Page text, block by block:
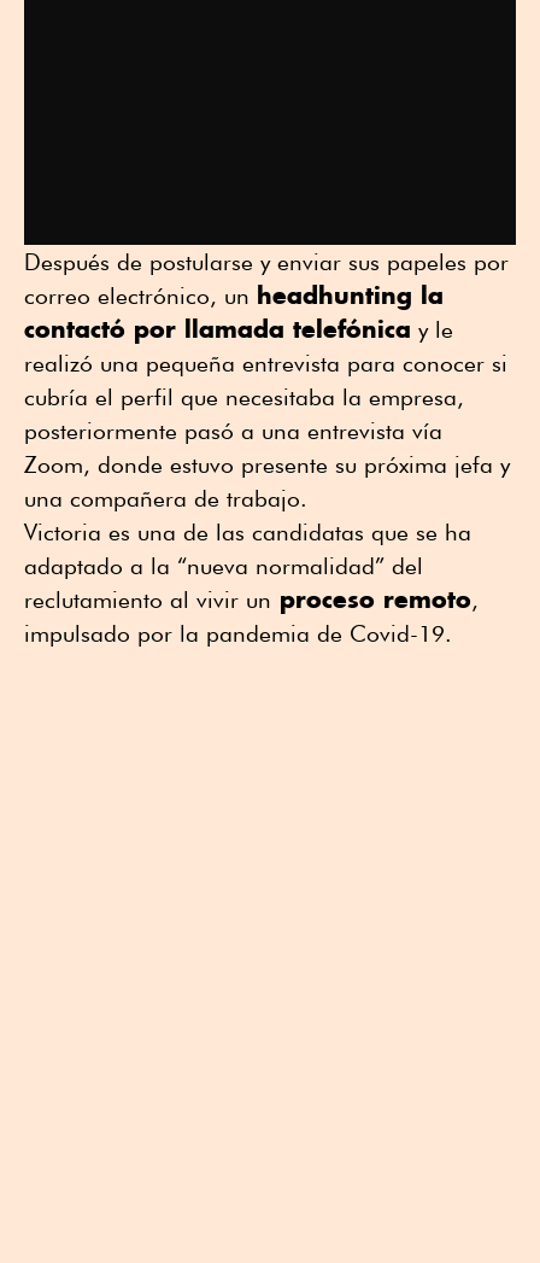
Después de postularse y enviar sus papeles por
correo electrónico, un headhunting la
contactó por llamada telefónica y le
realizó una pequeña entrevista para conocer si
cubría el perfil que necesitaba la empresa,
posteriormente pasó a una entrevista vía
Zoom, donde estuvo presente su próxima jefa y
una compañera de trabajo.
Victoria es una de las candidatas que se ha
adaptado a la “nueva normalidad” del
reclutamiento al vivir un proceso remoto,
impulsado por la pandemia de Covid-19.